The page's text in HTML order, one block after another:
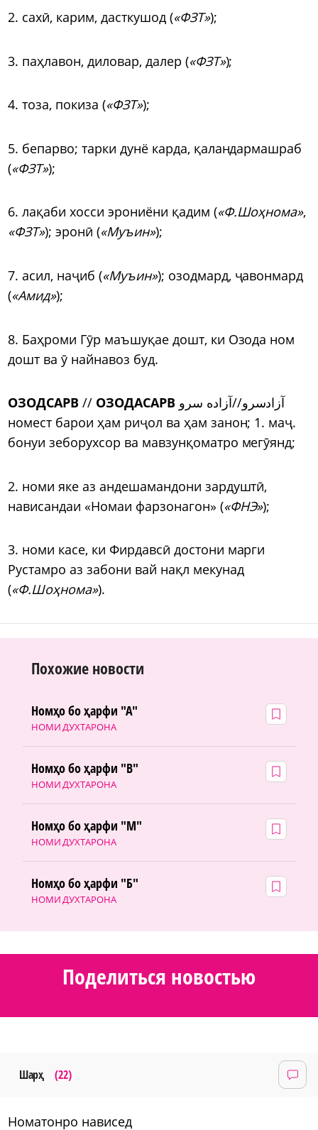
2. сахӣ, карим, дасткушод («ФЗТ»);
3. паҳлавон, диловар, далер («ФЗТ»);
4. тоза, покиза («ФЗТ»);
5. бепарво; тарки дунё карда, қаландармашраб
(«ФЗТ»);
6. лақаби хосси эрониёни қадим («Ф.Шоҳнома»,
«ФЗТ»); эронӣ («Муъин»);
7. асил, наҷиб («Муъин»); озодмард, ҷавонмард
(«Амид»);
8. Баҳроми Гӯр маъшуқае дошт, ки Озода ном
дошт ваӯ найнавоз буд.
ОЗОДСАРВ // ОЗОДАСАРВآزادسرو//آزاده سرو
номест барои ҳам риҷол ва ҳам занон; 1. маҷ.
бонуи зеборухсор ва мавзунқоматро мегӯянд;
2. номи яке аз андешамандони зардуштӣ,
нависандаи «Номаи фарзонагон» («ФНЭ»);
3. номи касе, ки Фирдавсӣ достони марги
Рустамро аз забони вай нақл мекунад
(«Ф.Шоҳнома»).
Похожие новости
НОМИ ДУХТАРОНА
Номҳо бо ҳарфи "А"
НОМИ ДУХТАРОНА
Номҳо бо ҳарфи "В"
НОМИ ДУХТАРОНА
Номҳо бо ҳарфи "М"
НОМИ ДУХТАРОНА
Номҳо бо ҳарфи "Б"
Поделиться новостью
Шарҳ (22)
номатонро нависед